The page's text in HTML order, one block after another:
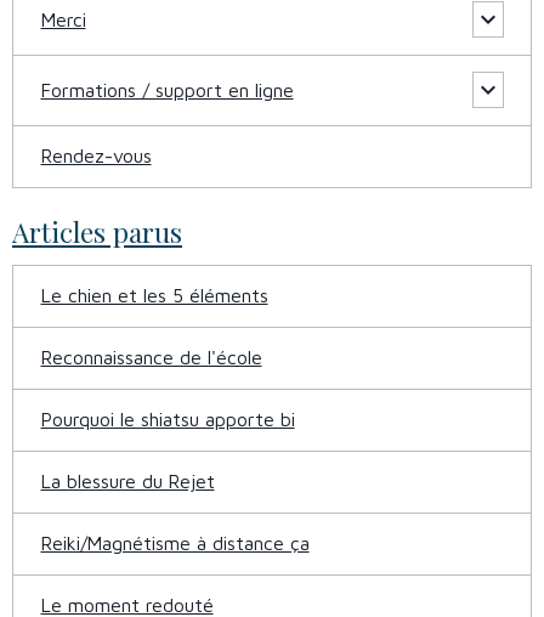
Merci
Formations / support en ligne
Rendez-vous
Articles parus
Le chien et les 5 éléments
Reconnaissance de l'école
Pourquoi le shiatsu apporte bi
La blessure du Rejet
Reiki/Magnétisme à distance ça
Le moment redouté